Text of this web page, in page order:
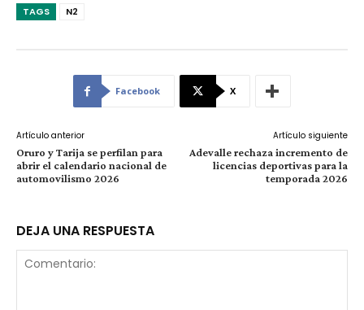
TAGS N2
Facebook X
Artículo anterior
Oruro y Tarija se perfilan para
abrir el calendario nacional de
automovilismo 2026
Artículo siguiente
Adevalle rechaza incremento de
licencias deportivas para la
temporada 2026
DEJA UNA RESPUESTA